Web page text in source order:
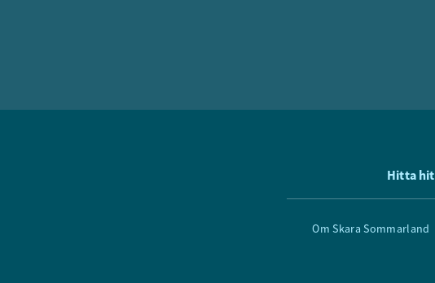
Hitta hit
Om Skara Sommarland